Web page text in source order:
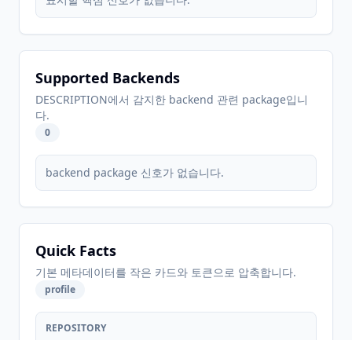
Supported Backends
DESCRIPTION에서 감지한 backend 관련 package입니
다.
0
backend package 신호가 없습니다.
Quick Facts
기본 메타데이터를 작은 카드와 토큰으로 압축합니다.
profile
REPOSITORY